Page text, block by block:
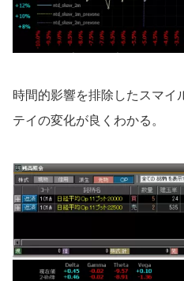
時間的影響を排除したスマイ
テイの変化が良くわかる。